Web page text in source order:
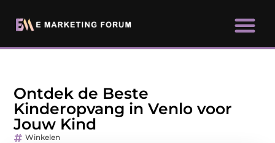
Ontdek de Beste
Kinderopvang in Venlo voor
Jouw Kind
Winkelen